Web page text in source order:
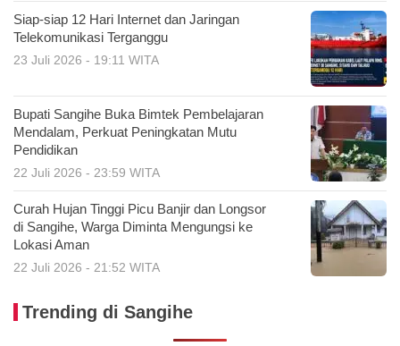
Siap-siap 12 Hari Internet dan Jaringan
Telekomunikasi Terganggu
23 Juli 2026 - 19:11 WITA
Bupati Sangihe Buka Bimtek Pembelajaran
Mendalam, Perkuat Peningkatan Mutu
Pendidikan
22 Juli 2026 - 23:59 WITA
Curah Hujan Tinggi Picu Banjir dan Longsor
di Sangihe, Warga Diminta Mengungsi ke
Lokasi Aman
22 Juli 2026 - 21:52 WITA
Trending di Sangihe